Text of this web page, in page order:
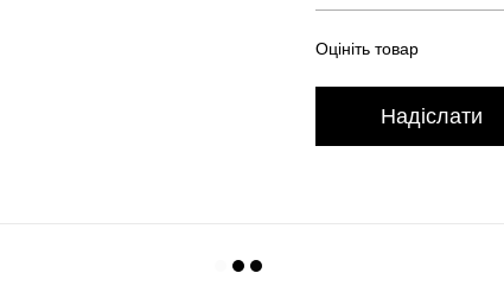
Оцініть товар
Надіслати